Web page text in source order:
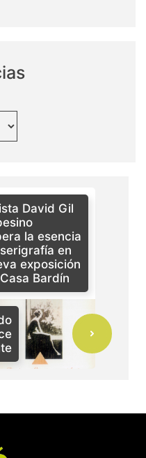
David Gil
la esencia
en
exposición
Bardín